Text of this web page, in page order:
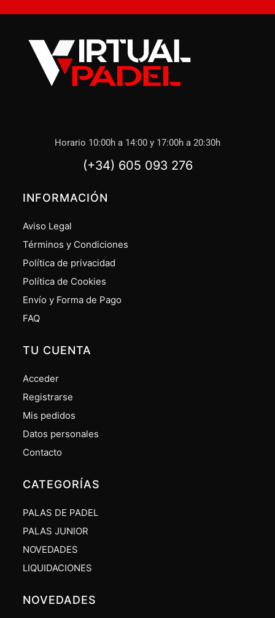
Horario 10:00h a 14:00 y 17:00h a 20:30h
(+34) 605 093 276
INFORMACIÓN
Aviso Legal
Términos y Condiciones
Política de privacidad
Política de Cookies
Envío y Forma de Pago
FAQ
TU CUENTA
Acceder
Registrarse
Mis pedidos
Datos personales
Contacto
CATEGORÍAS
PALAS DE PADEL
PALAS JUNIOR
NOVEDADES
LIQUIDACIONES
NOVEDADES